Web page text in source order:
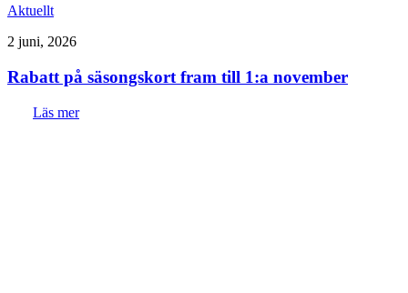
Aktuellt
2 juni, 2026
Rabatt på säsongskort fram till 1:a november
Läs mer